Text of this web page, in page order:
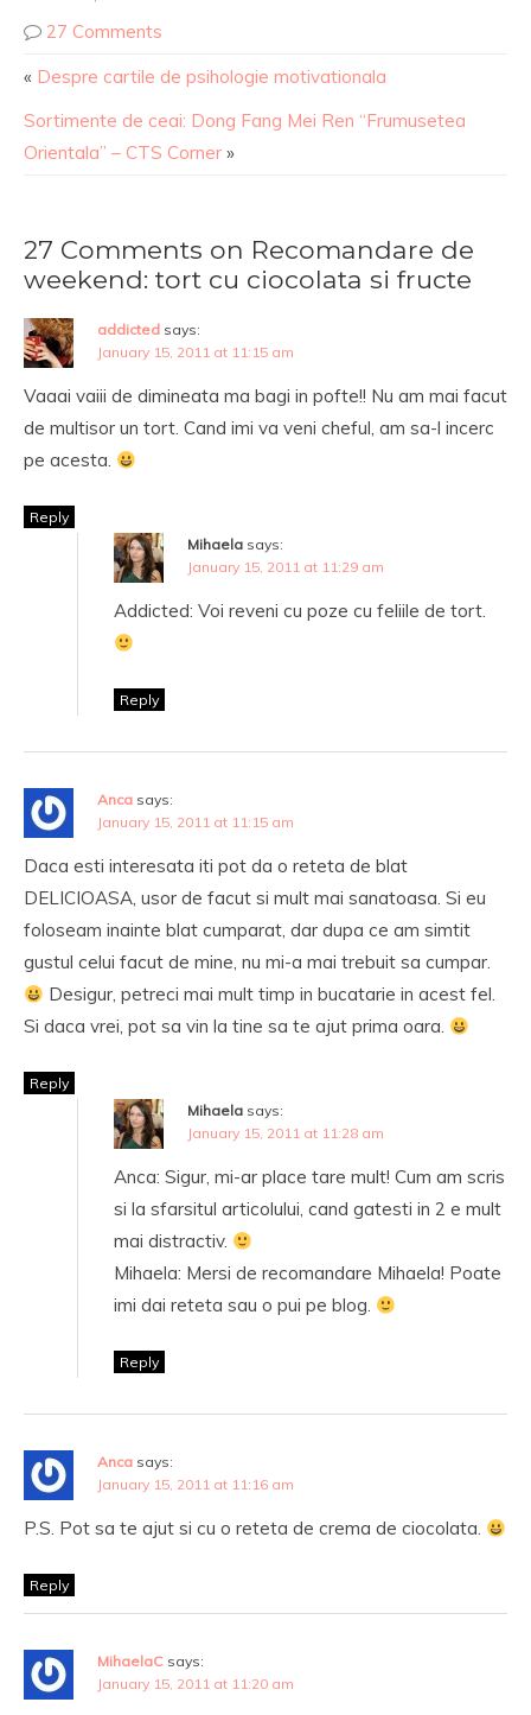
27 Comments
« Despre cartile de psihologie motivationala
Sortimente de ceai: Dong Fang Mei Ren “Frumusetea
Orientala” – CTS Corner »
27 Comments on Recomandare de
weekend: tort cu ciocolata si fructe
addicted says:
January 15, 2011 at 11:15 am
Vaaai vaiii de dimineata ma bagi in pofte!! Nu am mai facut
de multisor un tort. Cand imi va veni cheful, am sa-l incerc
pe acesta.
Reply
Mihaela says:
January 15, 2011 at 11:29 am
Addicted: Voi reveni cu poze cu feliile de tort.
Reply
Anca says:
January 15, 2011 at 11:15 am
Daca esti interesata iti pot da o reteta de blat
DELICIOASA, usor de facut si mult mai sanatoasa. Si eu
foloseam inainte blat cumparat, dar dupa ce am simtit
gustul celui facut de mine, nu mi-a mai trebuit sa cumpar.
Desigur, petreci mai mult timp in bucatarie in acest fel.
Si daca vrei, pot sa vin la tine sa te ajut prima oara.
Reply
Mihaela says:
January 15, 2011 at 11:28 am
Anca: Sigur, mi-ar place tare mult! Cum am scris
si la sfarsitul articolului, cand gatesti in 2 e mult
mai distractiv.
Mihaela: Mersi de recomandare Mihaela! Poate
imi dai reteta sau o pui pe blog.
Reply
Anca says:
January 15, 2011 at 11:16 am
P.S. Pot sa te ajut si cu o reteta de crema de ciocolata.
Reply
MihaelaC says:
January 15, 2011 at 11:20 am